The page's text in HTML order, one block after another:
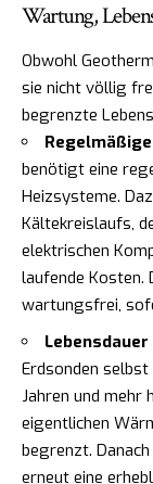
Wartung,
Obwohl
sie nicht völlig
begrenzte
benötigt eine
Heizsysteme.
Kältekreislaufs,
elektrischen
laufende Kosten.
wartungsfrei,
Erdsonden
Jahren und mehr
eigentlichen
begrenzt.
erneut eine